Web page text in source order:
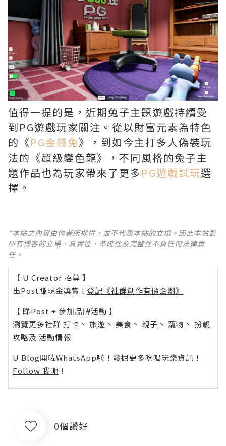
值得一提的是，近期兔子主題遊戲持續受
到PG遊戲玩家關注。從以財富元素為特色
的《PG金錢兔》，到如今主打多人偽裝玩
法的《超級變色龍》，不同風格的兔子主
題作品也為玩家帶來了更多PG遊戲試玩選
擇。
*本站之內容由作者所提供，並不代表本站的立場。因此本站對
所有博客的立場、真實性、準確性及完整性不負任何法律責
任。
【 U Creator 招募 】
出Post賺現金獎賞 l 登記《社群創作有價企劃》
【 睇Post + 參加品牌活動 】
瀏覽更多社群 打卡 丶 旅遊 丶 美食 丶 親子 丶 寵物 丶 扮靚
攻略及 活動情報
U Blog開咗WhatsApp啦！發掘更多吃喝玩樂資訊！
Follow 我哋 ！
0個讚好